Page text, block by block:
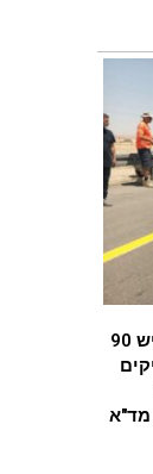
רכב שהתנגש במעקה בטיחות בכביש 90
מד"א